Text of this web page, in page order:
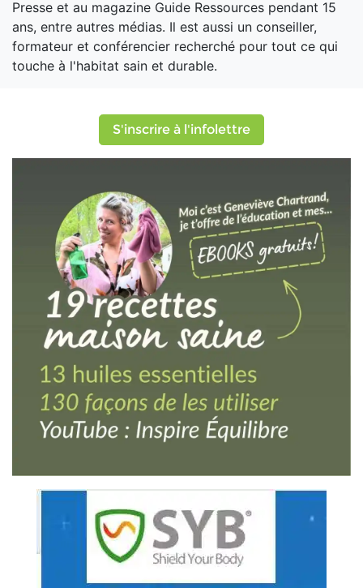
Presse et au magazine Guide Ressources pendant 15
ans, entre autres médias. Il est aussi un conseiller,
formateur et conférencier recherché pour tout ce qui
touche à l'habitat sain et durable.
S'inscrire à l'infolettre